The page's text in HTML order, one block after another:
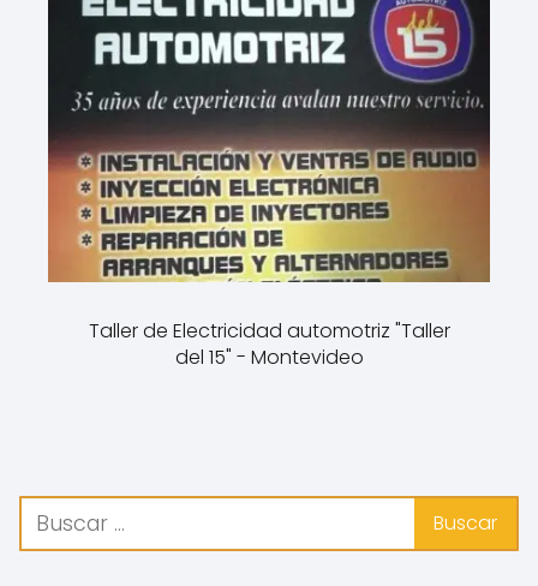
Taller de Electricidad automotriz "Taller
del 15" - Montevideo